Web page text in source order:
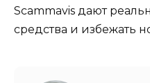
Scammavis дают
средства и избежать